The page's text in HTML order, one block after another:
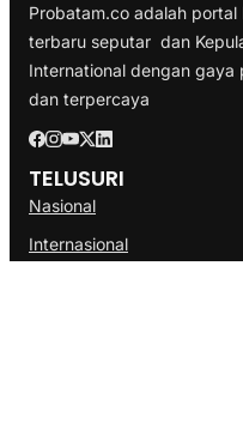
Probatam.co adalah
terbaru seputar dan
International dengan
dan terpercaya
TELUSURI
Nasional
Internasional